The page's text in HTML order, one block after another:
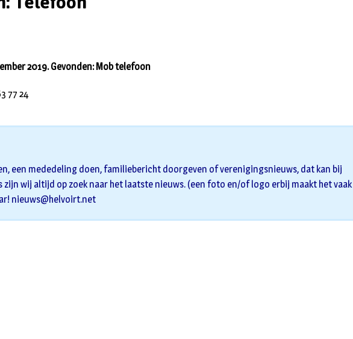
2019. Gevonden: Mob telefoon
77 24
een mededeling doen, familiebericht doorgeven of verenigingsnieuws, dat kan bij
zijn wij altijd op zoek naar het laatste nieuws. (een foto en/of logo erbij maakt het vaak
nieuws@helvoirt.net